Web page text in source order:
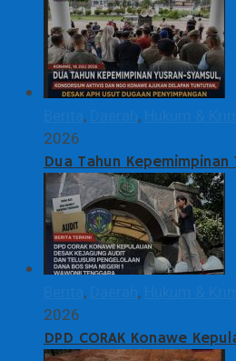
, ,
2026
Dua Tahun
, ,
2026
DPD CORAK Konawe